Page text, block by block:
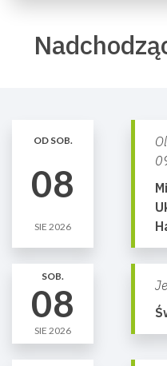
OD SOB.
08
SIE 2026
SOB.
08
SIE 2026